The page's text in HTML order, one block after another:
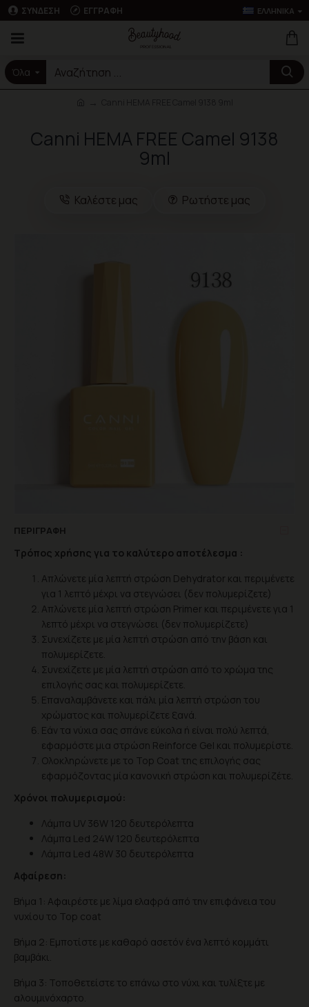
ΣΎΝΔΕΣΗ ΕΓΓΡΑΦΉ ΕΛΛΗΝΙΚΆ
Όλα
Canni HEMA FREE Camel 9138
9ml
Καλέστε μας Ρωτήστε μας
ΠΕΡΙΓΡΑΦΉ
Τρόπος χρήσης για το καλύτερο αποτέλεσμα :
Απλώνετε μία λεπτή στρώση Dehydrator και περιμένετε
για 1 λεπτό μέχρι να στεγνώσει (δεν πολυμερίζετε)
Απλώνετε μία λεπτή στρώση Primer και περιμένετε για 1
λεπτό μέχρι να στεγνώσει (δεν πολυμερίζετε)
Συνεχίζετε με μία λεπτή στρώση από την βάση και
πολυμερίζετε.
Συνεχίζετε με μία λεπτή στρώση από το χρώμα της
επιλογής σας και πολυμερίζετε.
Επαναλαμβάνετε και πάλι μία λεπτή στρώση του
χρώματος και πολυμερίζετε ξανά.
Eάν τα νύχια σας σπάνε εύκολα ή είναι πολύ λεπτά,
εφαρμόστε μια στρώση Reinforce Gel και πολυμερίστε.
Ολοκληρώνετε με το Top Coat της επιλογής σας
εφαρμόζοντας μία κανονική στρώση και πολυμερίζέτε.
Χρόνοι πολυμερισμού:
Λάμπα UV 36W 120 δευτερόλεπτα
Λάμπα Led 24W 120 δευτερόλεπτα
Λάμπα Led 48W 30 δευτερόλεπτα
Αφαίρεση:
Βήμα 1: Αφαιρέστε με λίμα ελαφρά από την επιφάνεια του
νυχίου το Top coat
Βήμα 2: Εμποτίστε με καθαρό ασετόν ένα λεπτό κομμάτι
βαμβάκι.
Βήμα 3: Τοποθετείστε το επάνω στο νύχι και τυλίξτε με
αλουμινόχαρτο.